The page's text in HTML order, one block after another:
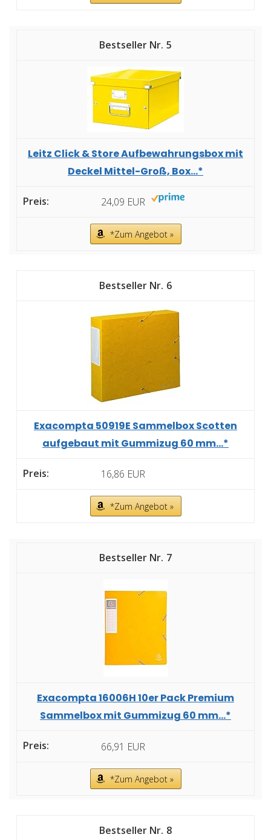
5
Leitz Click & Store Aufbewahrungsbox mit
Deckel Mittel-Groß, Box...*
24,09 EUR
*Zum Angebot »
6
Exacompta 50919E Sammelbox Scotten
aufgebaut mit Gummizug 60 mm...*
16,86 EUR
*Zum Angebot »
7
Exacompta 16006H 10er Pack Premium
Sammelbox mit Gummizug 60 mm...*
66,91 EUR
*Zum Angebot »
8